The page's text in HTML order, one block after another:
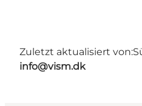
Zuletzt aktualisiert von:
info@vism.dk